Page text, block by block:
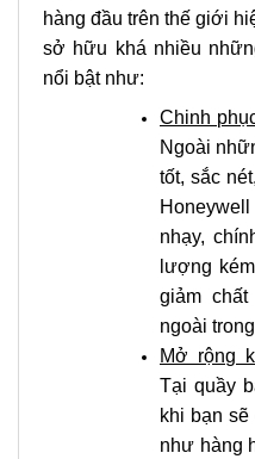
hàng đầu trên thế giới
sở hữu khá nhiều
nổi bật như:
Chinh
Ngoài
tốt, sắc
nhạy,
lượng
giảm
ngoài
Mở rộng
Tại quầy
khi bạn
như hàng